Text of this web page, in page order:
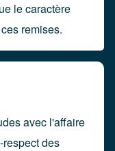
le caractère
remises.
avec l'affaire
des